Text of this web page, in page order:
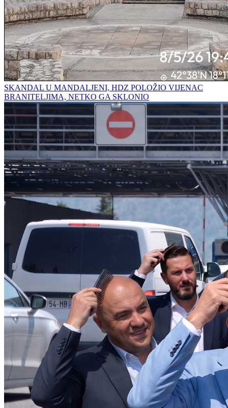
SKANDAL U MANDALJENI, HDZ POLOŽIO VIJENAC
BRANITELJIMA, NETKO GA SKLONIO